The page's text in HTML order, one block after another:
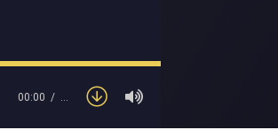
00:00 …